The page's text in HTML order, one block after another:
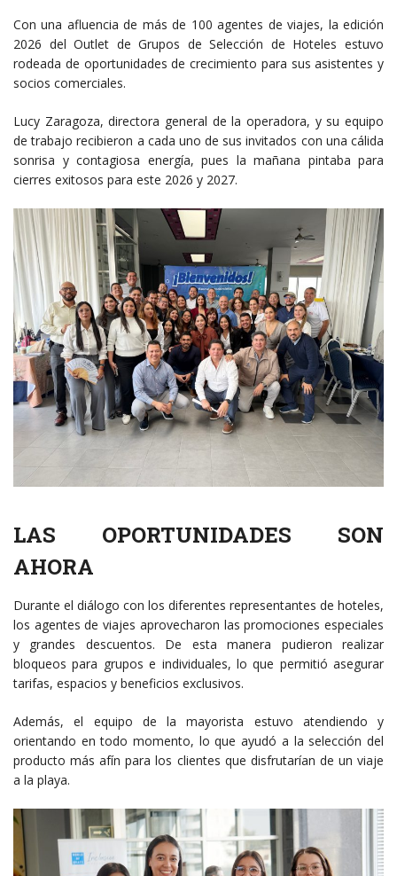
Con una afluencia de más de 100 agentes de viajes, la edición
2026 del Outlet de Grupos de Selección de Hoteles estuvo
rodeada de oportunidades de crecimiento para sus asistentes y
socios comerciales.
Lucy Zaragoza, directora general de la operadora, y su equipo
de trabajo recibieron a cada uno de sus invitados con una cálida
sonrisa y contagiosa energía, pues la mañana pintaba para
cierres exitosos para este 2026 y 2027.
LAS OPORTUNIDADES SON
AHORA
Durante el diálogo con los diferentes representantes de hoteles,
los agentes de viajes aprovecharon las promociones especiales
y grandes descuentos. De esta manera pudieron realizar
bloqueos para grupos e individuales, lo que permitió asegurar
tarifas, espacios y beneficios exclusivos.
Además, el equipo de la mayorista estuvo atendiendo y
orientando en todo momento, lo que ayudó a la selección del
producto más afín para los clientes que disfrutarían de un viaje
a la playa.